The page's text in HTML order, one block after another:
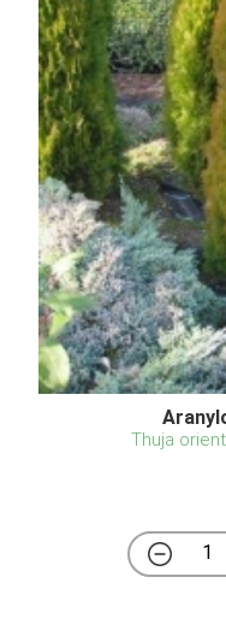
Thuja